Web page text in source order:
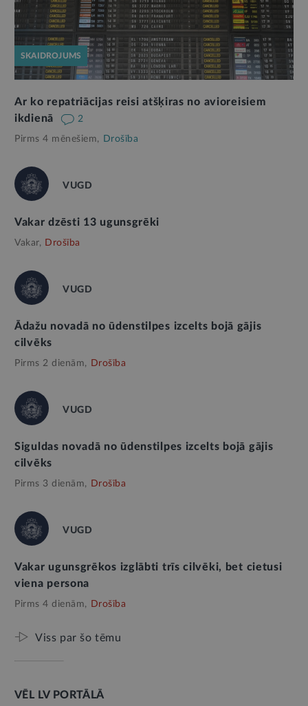
SKAIDROJUMS
Ar ko repatriācijas reisi atšķiras no avioreisiem
ikdienā
2
Pirms 4 mēnešiem, Drošība
VUGD
Vakar dzēsti 13 ugunsgrēki
Vakar, Drošība
VUGD
Ādažu novadā no ūdenstilpes izcelts bojā gājis
cilvēks
Pirms 2 dienām, Drošība
VUGD
Siguldas novadā no ūdenstilpes izcelts bojā gājis
cilvēks
Pirms 3 dienām, Drošība
VUGD
Vakar ugunsgrēkos izglābti trīs cilvēki, bet cietusi
viena persona
Pirms 4 dienām, Drošība
Viss par šo tēmu
VĒL LV PORTĀLĀ